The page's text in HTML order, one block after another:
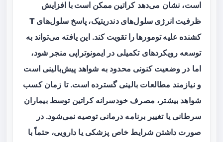
است، نشان می‌دهدکراتین ممکن است با افزایش
ظرفیت انرژی سلول‌های دندریتیک، پاسخ سلول‌های T
کشنده علیه تومورها را تقویت کند. این یافته می‌تواند به
توسعه رویکردهای تکمیلی در ایمونوتراپی منجر شود،
اما در وضعیت کنونی محدود به شواهد پیش‌بالینی است
و نیازمند مطالعات بالینی گسترده است. تا زمان کسب
شواهد بیشتر، مصرف خودسرانه کراتین توسط بیماران
سرطانی یا تغییر برنامه درمانی توصیه نمی‌شود. در
صورت داشتن شرایط خاص پزشکی یا دارویی، حتماً با